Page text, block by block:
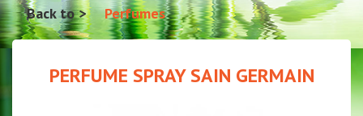
Back to Perfumes
PERFUME SPRAY SAIN GERMAIN